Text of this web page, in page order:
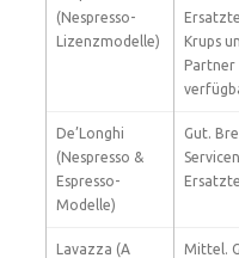
(Nespresso-
Lizenzmodelle)
Krups
Partner
De’Longhi
(Nespresso &
Espresso-
Modelle)
Gut.
Lavazza (A
Mittel.